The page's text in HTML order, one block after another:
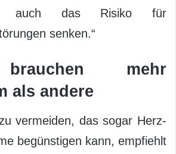
auch das Risiko für
senken.“
mehr
als andere
vermeiden, das sogar Herz-
begünstigen kann, empfiehlt